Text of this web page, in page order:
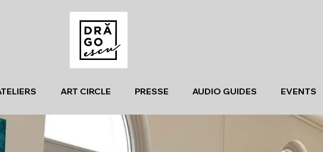
ART CIRCLE PRESSE AUDIO GUIDES EVENTS